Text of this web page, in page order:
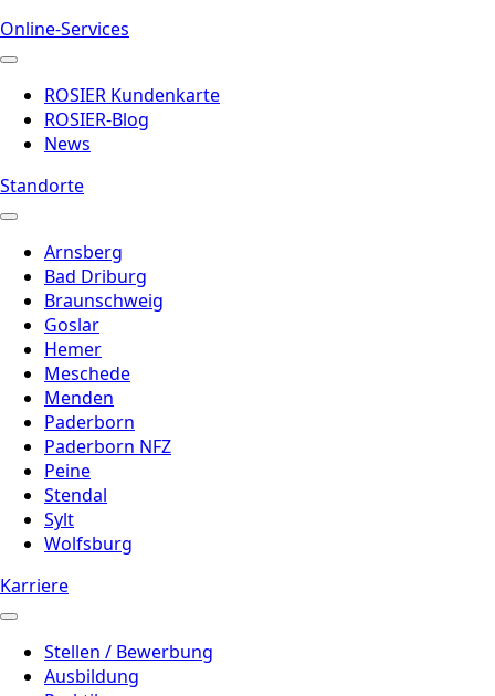
Online-Services
ROSIER Kundenkarte
ROSIER-Blog
News
Standorte
Arnsberg
Bad Driburg
Braunschweig
Goslar
Hemer
Meschede
Menden
Paderborn
Paderborn NFZ
Peine
Stendal
Sylt
Wolfsburg
Karriere
Stellen / Bewerbung
Ausbildung